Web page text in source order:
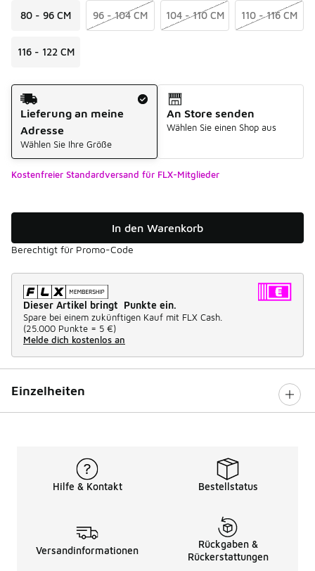
80 - 96 CM 96 - 104 CM 104 - 110 CM 110 - 116 CM
116 - 122 CM
Versandart
Lieferung an meine
Adresse
Wählen Sie Ihre Größe
An Store senden
Wählen Sie einen Shop aus
Kostenfreier Standardversand für FLX-Mitglieder
In den Warenkorb
Berechtigt für Promo-Code
Dieser Artikel bringt Punkte ein.
Spare bei einem zukünftigen Kauf mit FLX Cash.
(25.000 Punkte = 5 €)
Melde dich kostenlos an
Einzelheiten
Hilfe & Kontakt Bestellstatus
Versandinformationen
Rückgaben &
Rückerstattungen